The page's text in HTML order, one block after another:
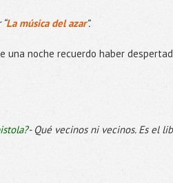
La música del azar”.
una noche recuerdo haber
- Qué vecinos ni vecinos. Es el